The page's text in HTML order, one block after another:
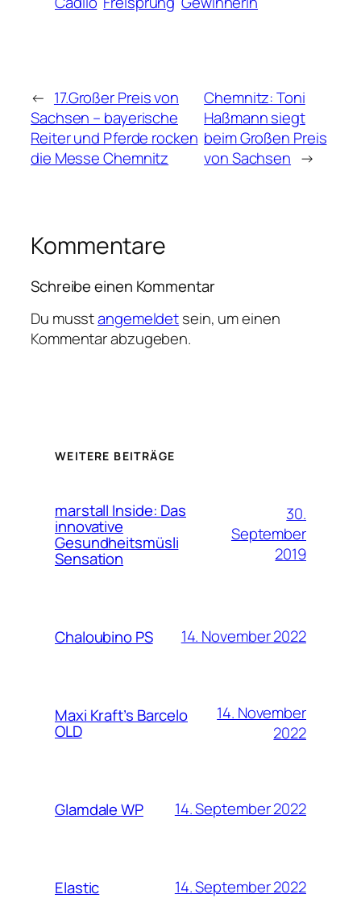
← 17.Großer Preis von
Sachsen – bayerische
Reiter und Pferde rocken
die Messe Chemnitz
Chemnitz: Toni
Haßmann siegt
beim Großen Preis
von Sachsen →
Kommentare
Schreibe einen Kommentar
Du musstangemeldetsein, um einen
Kommentar abzugeben.
WEITERE BEITRÄGE
marstall Inside: Das
innovative
Gesundheitsmüsli
Sensation
30.
September
2019
Chaloubino PS 14. November 2022
Maxi Kraft’s Barcelo
OLD
14. November
2022
Glamdale WP 14. September 2022
Elastic 14. September 2022